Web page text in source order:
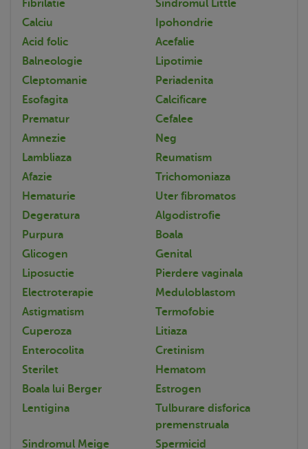
Fibrilatie
Sindromul Little
Calciu
Ipohondrie
Acid folic
Acefalie
Balneologie
Lipotimie
Cleptomanie
Periadenita
Esofagita
Calcificare
Prematur
Cefalee
Amnezie
Neg
Lambliaza
Reumatism
Afazie
Trichomoniaza
Hematurie
Uter fibromatos
Degeratura
Algodistrofie
Purpura
Boala
Glicogen
Genital
Liposuctie
Pierdere vaginala
Electroterapie
Meduloblastom
Astigmatism
Termofobie
Cuperoza
Litiaza
Enterocolita
Cretinism
Sterilet
Hematom
Boala lui Berger
Estrogen
Lentigina
Tulburare disforica
premenstruala
Sindromul Meige
Spermicid